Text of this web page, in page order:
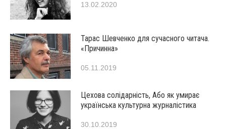
13.02.2020
Тарас Шевченко для сучасного читача.
«Причинна»
05.11.2019
Цехова солідарність, Або як умирає
українська культурна журналістика
30.10.2019